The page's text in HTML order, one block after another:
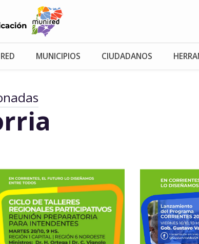
MUNICIPIOS CIUDADANOS